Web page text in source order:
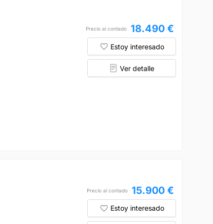
Precio al contado 18.490 €
Estoy interesado
Ver detalle
Precio al contado 15.900 €
Estoy interesado